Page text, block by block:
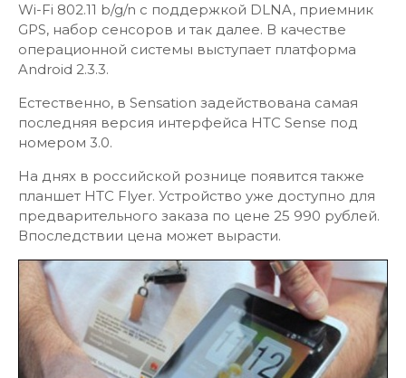
Wi-Fi 802.11 b/g/n с поддержкой DLNA, приемник
GPS, набор сенсоров и так далее. В качестве
операционной системы выступает платформа
Android 2.3.3.
Естественно, в Sensation задействована самая
последняя версия интерфейса HTC Sense под
номером 3.0.
На днях в российской рознице появится также
планшет HTC Flyer. Устройство уже доступно для
предварительного заказа по цене 25 990 рублей.
Впоследствии цена может вырасти.